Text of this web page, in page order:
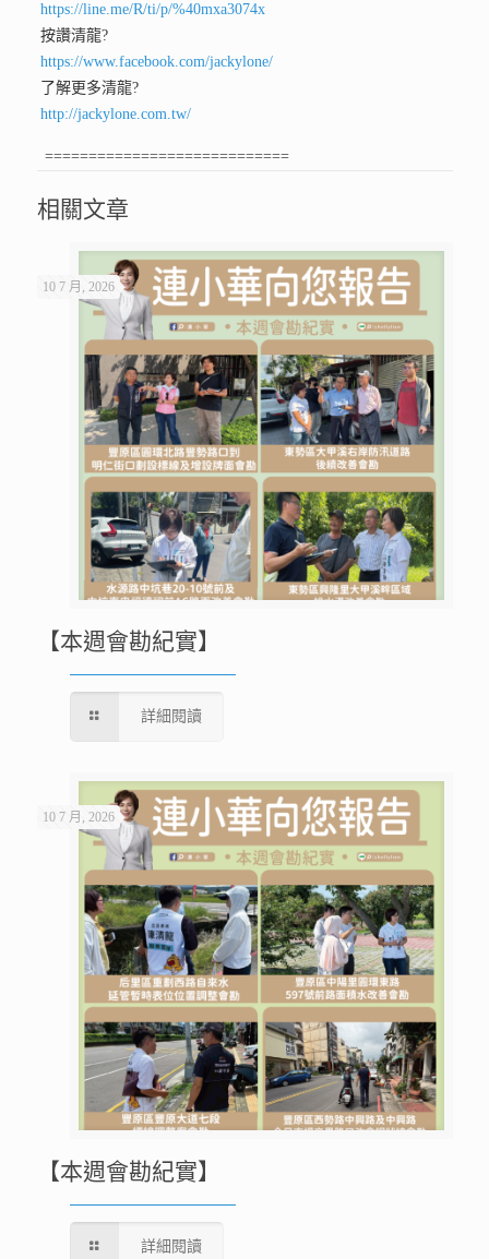
https://line.me/R/ti/p/%40mxa3074x
按讚清龍?
https://www.facebook.com/jackylone/
了解更多清龍?
http://jackylone.com.tw/
============================
相關文章
10 7 月, 2026
【本週會勘紀實】
詳細閱讀
10 7 月, 2026
【本週會勘紀實】
詳細閱讀